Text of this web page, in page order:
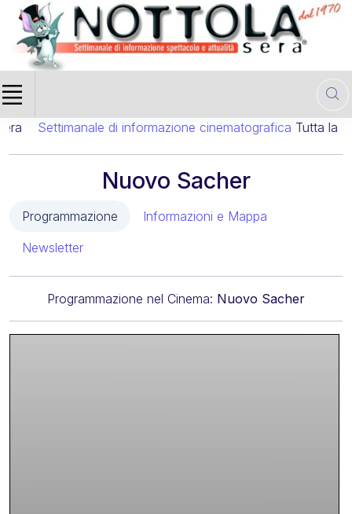
Settimanale di informazione cinematografica Tutta la
Nuovo Sacher
Programmazione
Informazioni e Mappa
Newsletter
Programmazione nel Cinema: Nuovo Sacher